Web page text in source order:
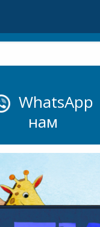
WhatsApp
нам